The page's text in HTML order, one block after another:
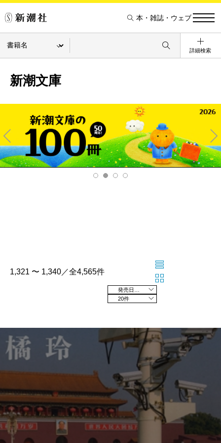
本・雑誌・ウェブ
詳細検索
新潮文庫
Pre
v
Ne
xt
1,321 〜 1,340／全4,565件
20件